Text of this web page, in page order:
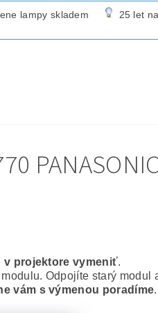
lampy skladem 25 let
v projektore vymeniť.
Odpojíte starý modul
vám s výmenou poradíme